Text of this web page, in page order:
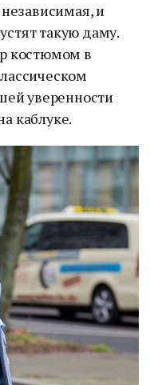
и
такую даму.
костюмом в
уверенности
каблуке.